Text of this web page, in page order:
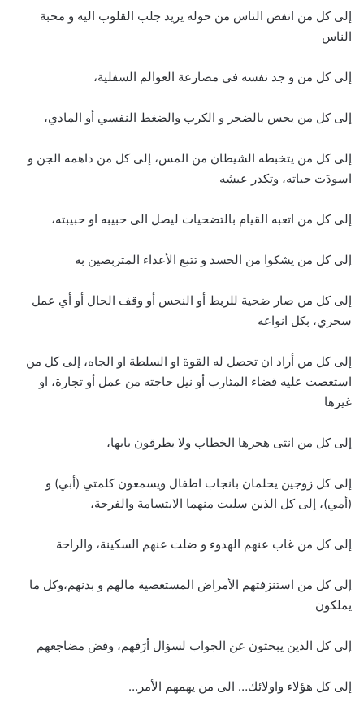
إلى كل من انفض الناس من حوله يريد جلب القلوب اليه و محبة
الناس
إلى كل من و جد نفسه في مصارعة العوالم السفلية،
إلى كل من يحس بالضجر و الكرب والضغط النفسي أو المادي،
إلى كل من يتخبطه الشيطان من المس، إلى كل من داهمه الجن و
اسودَت حياته، وتكدر عيشه
إلى كل من اتعبه القيام بالتضحيات ليصل الى حبيبه او حبيبته،
إلى كل من يشكوا من الحسد و تتبع الأعداء المتربصين به
إلى كل من صار ضحية للربط أو النحس أو وقف الحال أو أي عمل
سحري، بكل انواعه
إلى كل من أراد ان تحصل له القوة او السلطة او الجاه، إلى كل من
استعصت عليه قضاء المئارب أو نيل حاجته من عمل أو تجارة، او
غيرها
إلى كل من انثى هجرها الخطاب ولا يطرقون بابها،
إلى كل زوجين يحلمان بانجاب اطفال ويسمعون كلمتي (أبي) و
(أمي)، إلى كل الذين سلبت منهما الابتسامة والفرحة،
إلى كل من غاب عنهم الهدوء و ضلت عنهم السكينة، والراحة
إلى كل من استنزفتهم الأمراض المستعصية مالهم و بدنهم،وكل ما
يملكون
إلى كل الذين يبحثون عن الجواب لسؤال أرَقهم، وقض مضاجعهم
إلى كل هؤلاء واولائك… الى من يهمهم الأمر…